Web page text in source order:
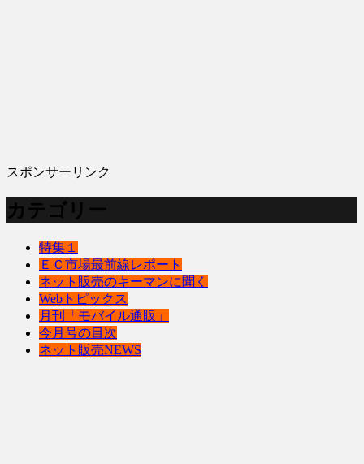
スポンサーリンク
カテゴリー
特集１
ＥＣ市場最前線レポート
ネット販売のキーマンに聞く
Webトピックス
月刊「モバイル通販」
今月号の目次
ネット販売NEWS